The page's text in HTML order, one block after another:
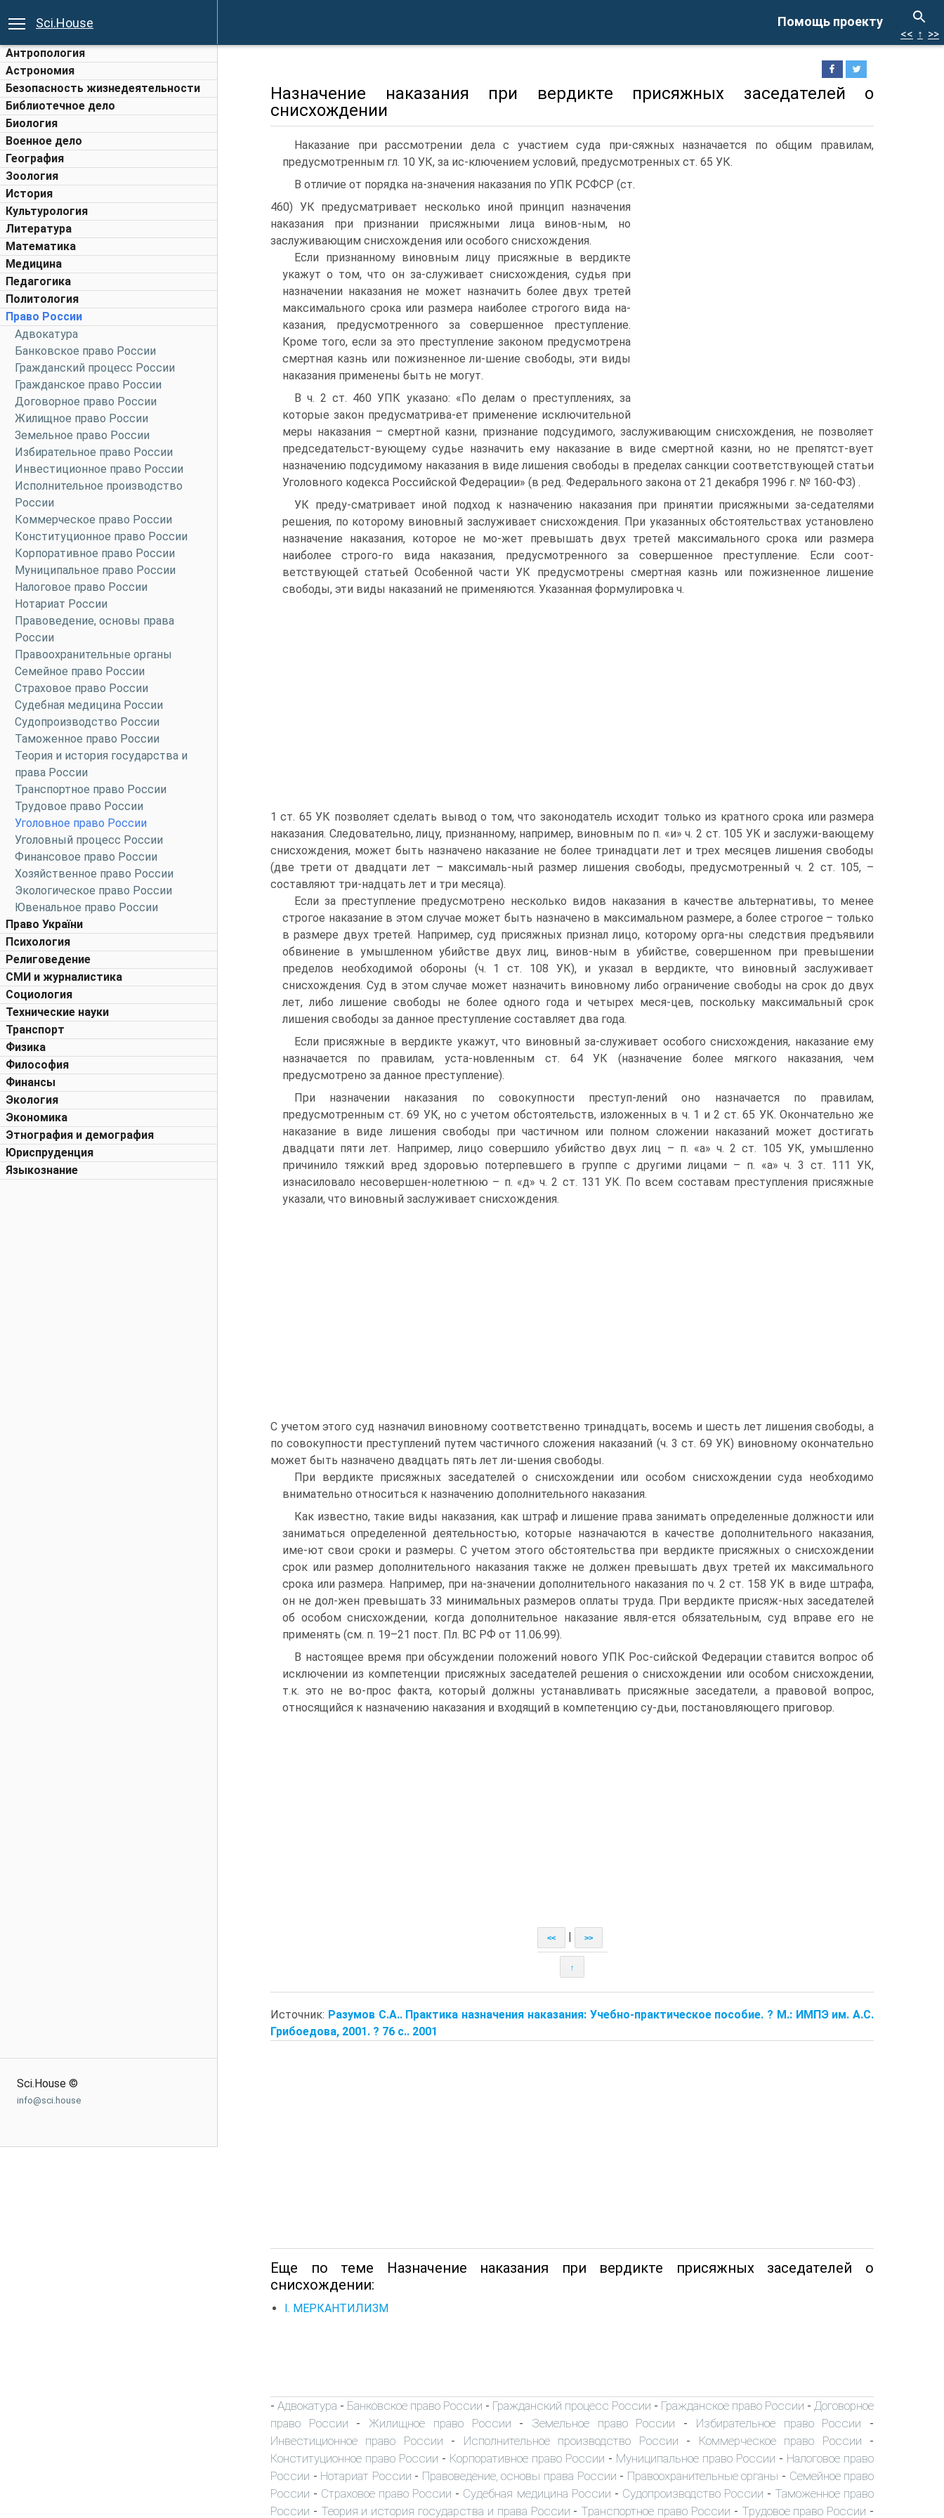
Помощь проекту
Sci.House
Антропология
Астрономия
Безопасность жизнедеятельности
Библиотечное дело
Биология
Военное дело
География
Зоология
История
Культурология
Литература
Математика
Медицина
Педагогика
Политология
Право России
Адвокатура
Банковское право России
Гражданский процесс России
Гражданское право России
Договорное право России
Жилищное право России
Земельное право России
Избирательное право России
Инвестиционное право России
Исполнительное производство
России
Коммерческое право России
Конституционное право России
Корпоративное право России
Муниципальное право России
Налоговое право России
Нотариат России
Правоведение, основы права
России
Правоохранительные органы
Семейное право России
Страховое право России
Судебная медицина России
Судопроизводство России
Таможенное право России
Теория и история государства и
права России
Транспортное право России
Трудовое право России
Уголовное право России
Уголовный процесс России
Финансовое право России
Хозяйственное право России
Экологическое право России
Ювенальное право России
Право України
Психология
Религоведение
СМИ и журналистика
Социология
Технические науки
Транспорт
Физика
Философия
Финансы
Экология
Экономика
Этнография и демография
Юриспруденция
Языкознание
Sci.House ©
info@sci.house
<< ↑ >>
Назначение наказания при вердикте присяжных заседателей о
снисхождении
Наказание при рассмотрении дела с участием суда при-сяжных назначается по общим правилам,
предусмотренным гл. 10 УК, за ис-ключением условий, предусмотренных ст. 65 УК.
В отличие от порядка на-значения наказания по УПК РСФСР (ст.
460) УК предусматривает несколько иной принцип назначения
наказания при признании присяжными лица винов-ным, но
заслуживающим снисхождения или особого снисхождения.
Если признанному виновным лицу присяжные в вердикте
укажут о том, что он за-служивает снисхождения, судья при
назначении наказания не может назначить более двух третей
максимального срока или размера наиболее строгого вида на-
казания, предусмотренного за совершенное преступление.
Кроме того, если за это преступление законом предусмотрена
смертная казнь или пожизненное ли-шение свободы, эти виды
наказания применены быть не могут.
В ч. 2 ст. 460 УПК указано: «По делам о преступлениях, за
которые закон предусматрива-ет применение исключительной
меры наказания – смертной казни, признание подсудимого, заслуживающим снисхождения, не позволяет
председательст-вующему судье назначить ему наказание в виде смертной казни, но не препятст-вует
назначению подсудимому наказания в виде лишения свободы в пределах санкции соответствующей статьи
Уголовного кодекса Российской Федерации» (в ред. Федерального закона от 21 декабря 1996 г. № 160-ФЗ) .
УК преду-сматривает иной подход к назначению наказания при принятии присяжными за-седателями
решения, по которому виновный заслуживает снисхождения. При указанных обстоятельствах установлено
назначение наказания, которое не мо-жет превышать двух третей максимального срока или размера
наиболее строго-го вида наказания, предусмотренного за совершенное преступление. Если соот-
ветствующей статьей Особенной части УК предусмотрены смертная казнь или пожизненное лишение
свободы, эти виды наказаний не применяются. Указанная формулировка ч.
1 ст. 65 УК позволяет сделать вывод о том, что законодатель исходит только из кратного срока или размера
наказания. Следовательно, лицу, признанному, например, виновным по п. «и» ч. 2 ст. 105 УК и заслужи-вающему
снисхождения, может быть назначено наказание не более тринадцати лет и трех месяцев лишения свободы
(две трети от двадцати лет – максималь-ный размер лишения свободы, предусмотренный ч. 2 ст. 105, –
составляют три-надцать лет и три месяца).
Если за преступление предусмотрено несколько видов наказания в качестве альтернативы, то менее
строгое наказание в этом случае может быть назначено в максимальном размере, а более строгое – только
в размере двух третей. Например, суд присяжных признал лицо, которому орга-ны следствия предъявили
обвинение в умышленном убийстве двух лиц, винов-ным в убийстве, совершенном при превышении
пределов необходимой обороны (ч. 1 ст. 108 УК), и указал в вердикте, что виновный заслуживает
снисхождения. Суд в этом случае может назначить виновному либо ограничение свободы на срок до двух
лет, либо лишение свободы не более одного года и четырех меся-цев, поскольку максимальный срок
лишения свободы за данное преступление составляет два года.
Если присяжные в вердикте укажут, что виновный за-служивает особого снисхождения, наказание ему
назначается по правилам, уста-новленным ст. 64 УК (назначение более мягкого наказания, чем
предусмотрено за данное преступление).
При назначении наказания по совокупности преступ-лений оно назначается по правилам,
предусмотренным ст. 69 УК, но с учетом обстоятельств, изложенных в ч. 1 и 2 ст. 65 УК. Окончательно же
наказание в виде лишения свободы при частичном или полном сложении наказаний может достигать
двадцати пяти лет. Например, лицо совершило убийство двух лиц – п. «а» ч. 2 ст. 105 УК, умышленно
причинило тяжкий вред здоровью потерпевшего в группе с другими лицами – п. «а» ч. 3 ст. 111 УК,
изнасиловало несовершен-нолетнюю – п. «д» ч. 2 ст. 131 УК. По всем составам преступления присяжные
указали, что виновный заслуживает снисхождения.
С учетом этого суд назначил виновному соответственно тринадцать, восемь и шесть лет лишения свободы, а
по совокупности преступлений путем частичного сложения наказаний (ч. 3 ст. 69 УК) виновному окончательно
может быть назначено двадцать пять лет ли-шения свободы.
При вердикте присяжных заседателей о снисхождении или особом снисхождении суда необходимо
внимательно относиться к назначению дополнительного наказания.
Как известно, такие виды наказания, как штраф и лишение права занимать определенные должности или
заниматься определенной деятельностью, которые назначаются в качестве дополнительного наказания,
име-ют свои сроки и размеры. С учетом этого обстоятельства при вердикте присяжных о снисхождении
срок или размер дополнительного наказания также не должен превышать двух третей их максимального
срока или размера. Например, при на-значении дополнительного наказания по ч. 2 ст. 158 УК в виде штрафа,
он не дол-жен превышать 33 минимальных размеров оплаты труда. При вердикте присяж-ных заседателей
об особом снисхождении, когда дополнительное наказание явля-ется обязательным, суд вправе его не
применять (см. п. 19–21 пост. Пл. ВС РФ от 11.06.99).
В настоящее время при обсуждении положений нового УПК Рос-сийской Федерации ставится вопрос об
исключении из компетенции присяжных заседателей решения о снисхождении или особом снисхождении,
т.к. это не во-прос факта, который должны устанавливать присяжные заседатели, а правовой вопрос,
относящийся к назначению наказания и входящий в компетенцию су-дьи, постановляющего приговор.
<< >>
↑
Источник: Разумов С.А.. Практика назначения наказания: Учебно-практическое пособие. ? М.: ИМПЭ им. А.С.
Грибоедова, 2001. ? 76 с.. 2001
Еще по теме Назначение наказания при вердикте присяжных заседателей о
снисхождении:
I. МЕРКАНТИЛИЗМ
- Адвокатура - Банковское право России - Гражданский процесс России - Гражданское право России - Договорное
право России - Жилищное право России - Земельное право России - Избирательное право России -
Инвестиционное право России - Исполнительное производство России - Коммерческое право России -
Конституционное право России - Корпоративное право России - Муниципальное право России - Налоговое право
России - Нотариат России - Правоведение, основы права России - Правоохранительные органы - Семейное право
России - Страховое право России - Судебная медицина России - Судопроизводство России - Таможенное право
России - Теория и история государства и права России - Транспортное право России - Трудовое право России -